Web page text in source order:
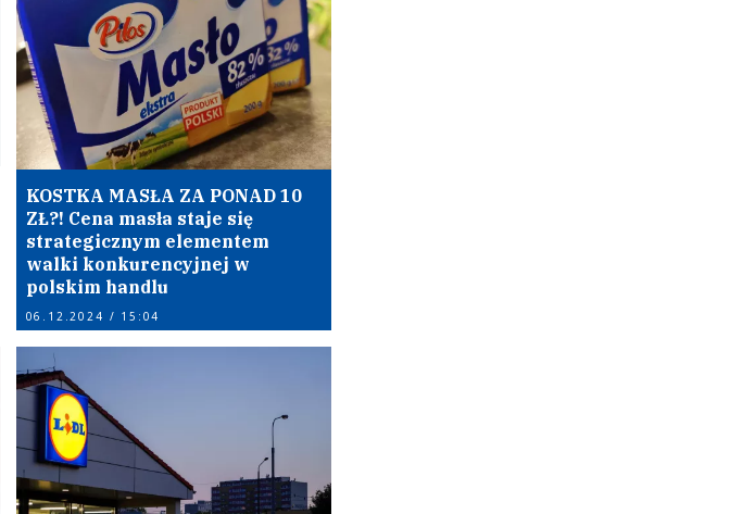
KOSTKA MASŁA ZA PONAD 10
ZŁ?! Cena masła staje się
strategicznym elementem
walki konkurencyjnej w
polskim handlu
06.12.2024 / 15:04